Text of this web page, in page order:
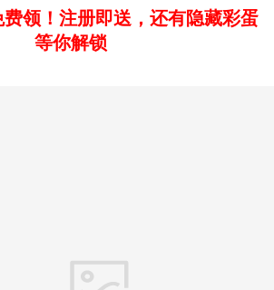
领！注册即送，还有隐藏彩蛋
等你解锁